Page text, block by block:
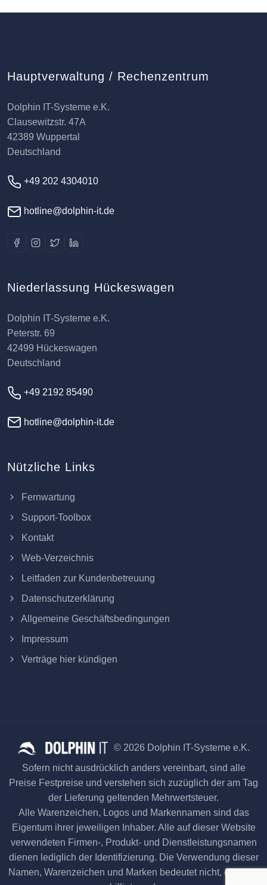
Hauptverwaltung / Rechenzentrum
Dolphin IT-Systeme e.K.
Clausewitzstr. 47A
42389 Wuppertal
Deutschland
+49 202 4304010
hotline@dolphin-it.de
Niederlassung Hückeswagen
Dolphin IT-Systeme e.K.
Peterstr. 69
42499 Hückeswagen
Deutschland
+49 2192 85490
hotline@dolphin-it.de
Nützliche Links
Fernwartung
Support-Toolbox
Kontakt
Web-Verzeichnis
Leitfaden zur Kundenbetreuung
Datenschutzerklärung
Allgemeine Geschäftsbedingungen
Impressum
Verträge hier kündigen
© 2026 Dolphin IT-Systeme e.K.
Sofern nicht ausdrücklich anders vereinbart, sind alle
Preise Festpreise und verstehen sich zuzüglich der am Tag
der Lieferung geltenden Mehrwertsteuer.
Alle Warenzeichen, Logos und Markennamen sind das
Eigentum ihrer jeweiligen Inhaber. Alle auf dieser Website
verwendeten Firmen-, Produkt- und Dienstleistungsnamen
dienen lediglich der Identifizierung. Die Verwendung dieser
Namen, Warenzeichen und Marken bedeutet nicht, dass sie